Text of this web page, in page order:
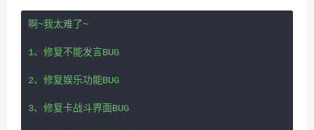
啊~我太难了~
1、修复不能发言BUG
2、修复娱乐功能BUG
3、修复卡战斗界面BUG